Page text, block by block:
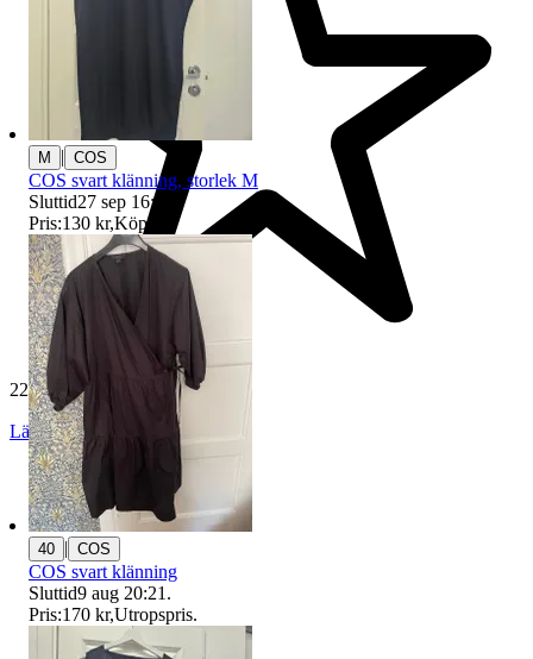
229 538 omdömen
Läs omdömen
M | COS
COS svart klänning, storlek M
Sluttid27 sep 16:51
Pris:130 kr,Köp nu
40 | COS
COS svart klänning
Sluttid9 aug 20:21 .
Pris:170 kr,Utropspris.